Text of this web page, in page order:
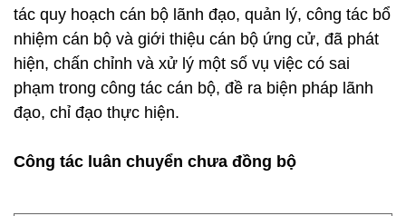
tác quy hoạch cán bộ lãnh đạo, quản lý, công tác bổ
nhiệm cán bộ và giới thiệu cán bộ ứng cử, đã phát
hiện, chấn chỉnh và xử lý một số vụ việc có sai
phạm trong công tác cán bộ, đề ra biện pháp lãnh
đạo, chỉ đạo thực hiện.
Công tác luân chuyển chưa đồng bộ